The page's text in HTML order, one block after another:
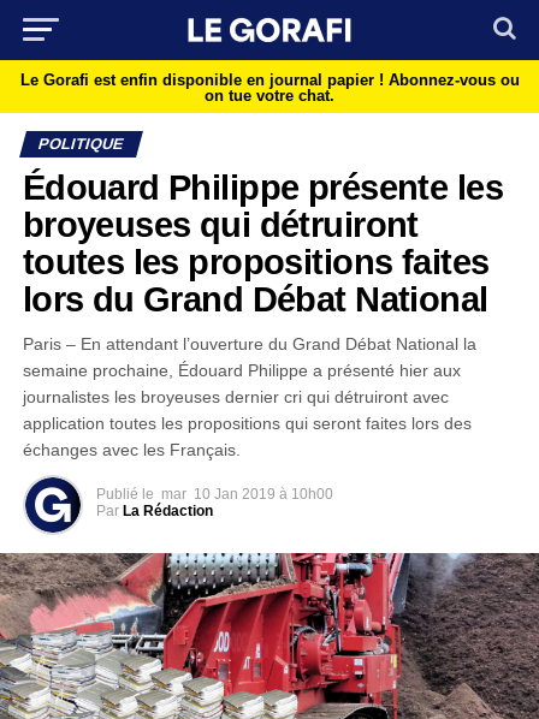
Le Gorafi est enfin disponible en journal papier ! Abonnez-vous ou
on tue votre chat.
POLITIQUE
Édouard Philippe présente les
broyeuses qui détruiront
toutes les propositions faites
lors du Grand Débat National
Paris – En attendant l’ouverture du Grand Débat National la
semaine prochaine, Édouard Philippe a présenté hier aux
journalistes les broyeuses dernier cri qui détruiront avec
application toutes les propositions qui seront faites lors des
échanges avec les Français.
Publié le mar 10 Jan 2019 à 10h00
Par La Rédaction